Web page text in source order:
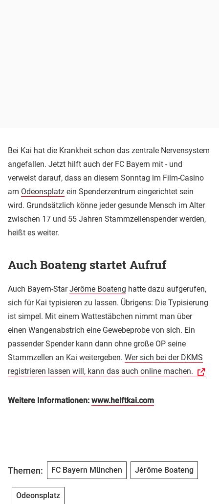
Bei Kai hat die Krankheit schon das zentrale Nervensystem
angefallen. Jetzt hilft auch der FC Bayern mit - und
verweist darauf, dass an diesem Sonntag im Film-Casino
am Odeonsplatz ein Spenderzentrum eingerichtet sein
wird. Grundsätzlich könne jeder gesunde Mensch im Alter
zwischen 17 und 55 Jahren Stammzellenspender werden,
heißt es weiter.
Auch Boateng startet Aufruf
Auch Bayern-StarJérôme Boateng hatte dazu aufgerufen,
sich für Kai typisieren zu lassen. Übrigens: Die Typisierung
ist simpel. Mit einem Wattestäbchen nimmt man über
einen Wangenabstrich eine Gewebeprobe von sich. Ein
passender Spender kann dann ohne große OP seine
Stammzellen an Kai weitergeben. Wer sich bei der DKMS
registrieren lassen will, kann das auch online machen.
Weitere Informationen: www.helftkai.com
Themen: FC Bayern München Jérôme Boateng
Odeonsplatz